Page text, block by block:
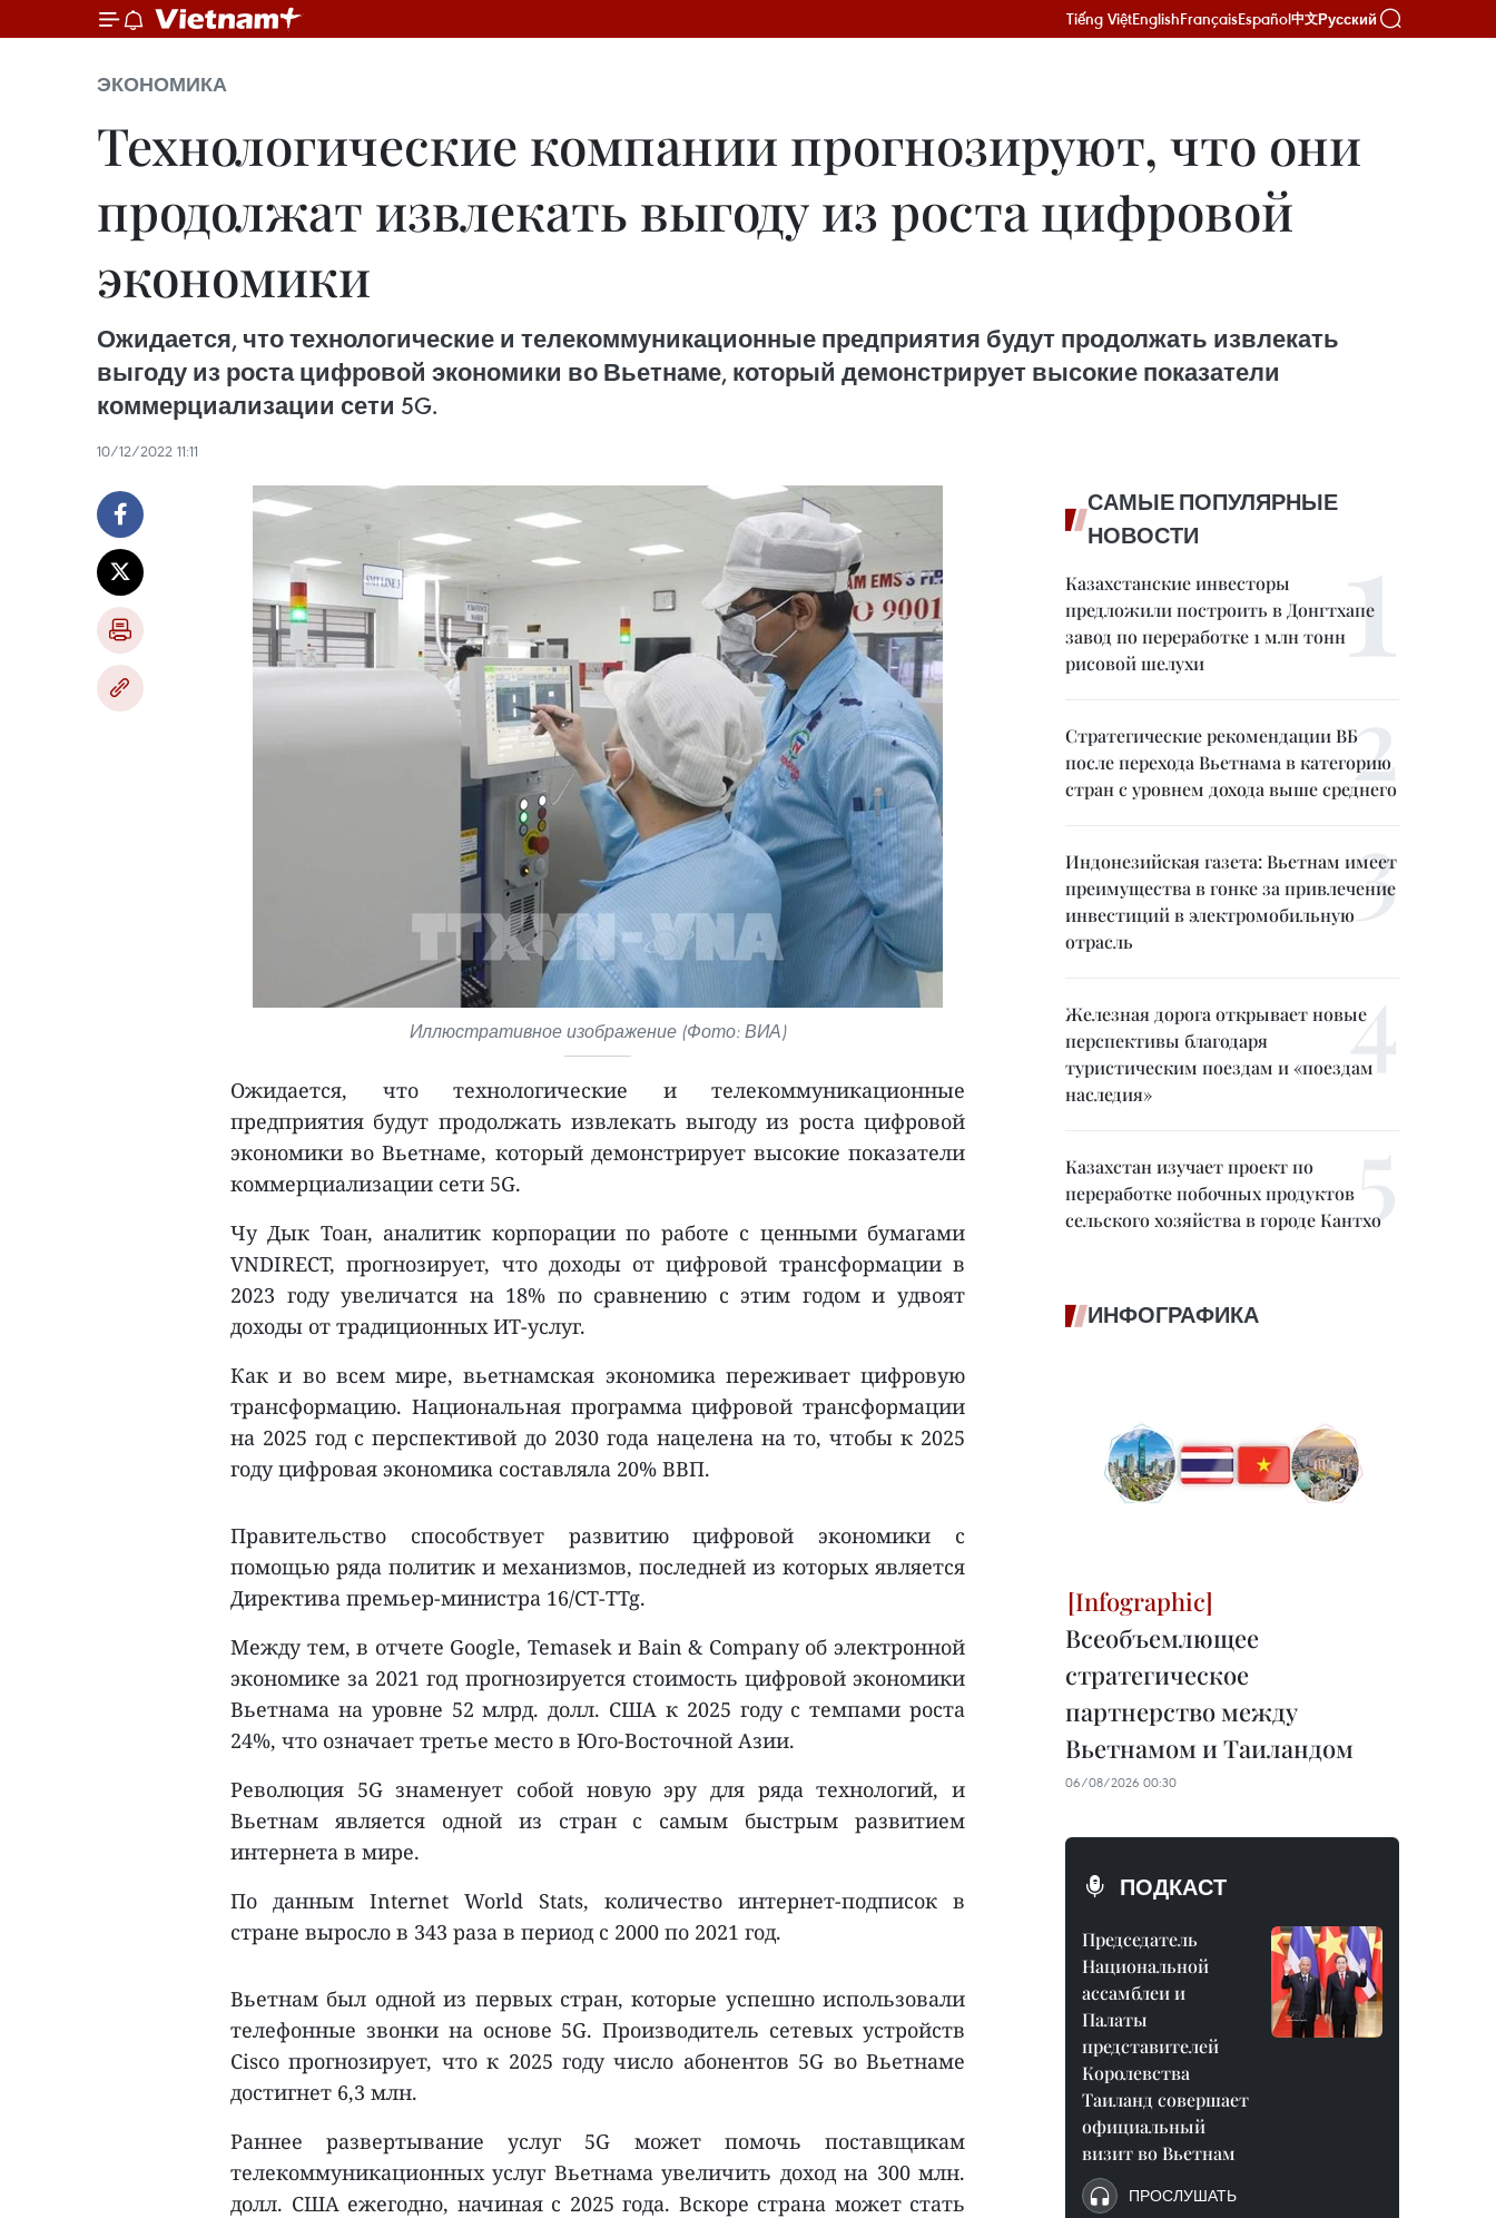
Tiếng ViệtEnglishFrançaisEspañol中文Русский
ЭКОНОМИКА
Технологические компании прогнозируют, что они
продолжат извлекать выгоду из роста цифровой
экономики
Ожидается, что технологические и телекоммуникационные предприятия будут продолжать извлекать
выгоду из роста цифровой экономики во Вьетнаме, который демонстрирует высокие показатели
коммерциализации сети 5G.
10/12/2022 11:11
Иллюстративное изображение (Фото: ВИА)
Ожидается, что технологические и телекоммуникационные
предприятия будут продолжать извлекать выгоду из роста цифровой
экономики во Вьетнаме, который демонстрирует высокие показатели
коммерциализации сети 5G.
Чу Дык Тоан, аналитик корпорации по работе с ценными бумагами
VNDIRECT, прогнозирует, что доходы от цифровой трансформации в
2023 году увеличатся на 18% по сравнению с этим годом и удвоят
доходы от традиционных ИТ-услуг.
Как и во всем мире, вьетнамская экономика переживает цифровую
трансформацию. Национальная программа цифровой трансформации
на 2025 год с перспективой до 2030 года нацелена на то, чтобы к 2025
году цифровая экономика составляла 20% ВВП.
Правительство способствует развитию цифровой экономики с
помощью ряда политик и механизмов, последней из которых является
Директива премьер-министра 16/CT-TTg.
Между тем, в отчете Google, Temasek и Bain & Company об электронной
экономике за 2021 год прогнозируется стоимость цифровой экономики
Вьетнама на уровне 52 млрд. долл. США к 2025 году с темпами роста
24%, что означает третье место в Юго-Восточной Азии.
Революция 5G знаменует собой новую эру для ряда технологий, и
Вьетнам является одной из стран с самым быстрым развитием
интернета в мире.
По данным Internet World Stats, количество интернет-подписок в
стране выросло в 343 раза в период с 2000 по 2021 год.
Вьетнам был одной из первых стран, которые успешно использовали
телефонные звонки на основе 5G. Производитель сетевых устройств
Cisco прогнозирует, что к 2025 году число абонентов 5G во Вьетнаме
достигнет 6,3 млн.
Раннее развертывание услуг 5G может помочь поставщикам
телекоммуникационных услуг Вьетнама увеличить доход на 300 млн.
долл. США ежегодно, начиная с 2025 года. Вскоре страна может стать
САМЫЕ ПОПУЛЯРНЫЕ
НОВОСТИ
Казахстанские инвесторы
предложили построить в Донгтхапе
завод по переработке 1 млн тонн
рисовой шелухи
Стратегические рекомендации ВБ
после перехода Вьетнама в категорию
стран с уровнем дохода выше среднего
Индонезийская газета: Вьетнам имеет
преимущества в гонке за привлечение
инвестиций в электромобильную
отрасль
Железная дорога открывает новые
перспективы благодаря
туристическим поездам и «поездам
наследия»
Казахстан изучает проект по
переработке побочных продуктов
сельского хозяйства в городе Кантхо
ИНФОГРАФИКА
Всеобъемлющее
стратегическое
партнерство между
Вьетнамом и Таиландом
06/08/2026 00:30
ПОДКАСТ
Председатель
Национальной
ассамблеи и
Палаты
представителей
Королевства
Таиланд совершает
официальный
визит во Вьетнам
ПРОСЛУШАТЬ